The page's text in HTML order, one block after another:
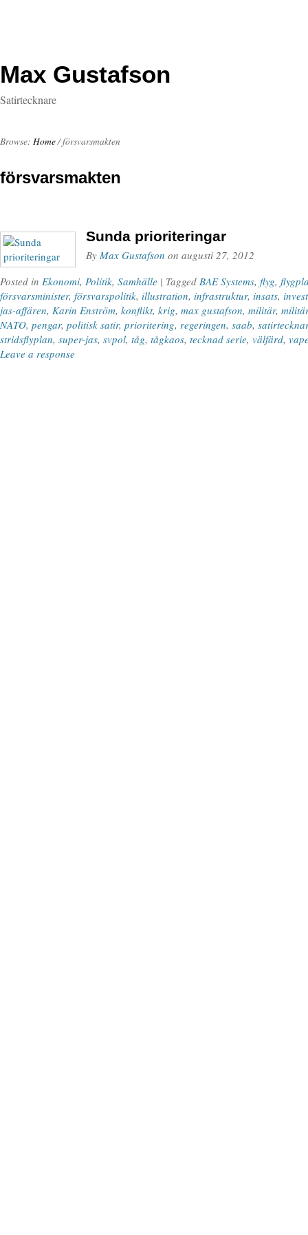
Max Gustafson
Satirtecknare
Browse: Home/försvarsmakten
försvarsmakten
Sunda prioriteringar
By Max Gustafson on augusti 27, 2012
Posted in Ekonomi, Politik, Samhälle | Tagged BAE Systems, flyg,
försvarsminister, försvarspolitik, illustration, infrastruktur, insats,
jas-affären, Karin Enström, konflikt, krig, max gustafson, militär,
NATO, pengar, politisk satir, prioritering, regeringen, saab,
stridsflyplan, super-jas, svpol, tåg, tågkaos, tecknad serie, välfärd,
Leave a response